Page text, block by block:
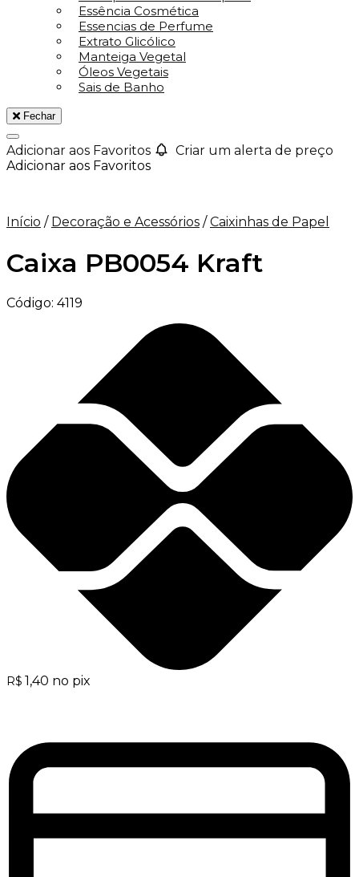
Essência Cosmética
Essencias de Perfume
Extrato Glicólico
Manteiga Vegetal
Óleos Vegetais
Sais de Banho
Fechar
Adicionar aos Favoritos
Criar um alerta de preço
Adicionar aos Favoritos
Início / Decoração e Acessórios / Caixinhas de Papel
Caixa PB0054 Kraft
Código: 4119
R$ 1,40 no pix